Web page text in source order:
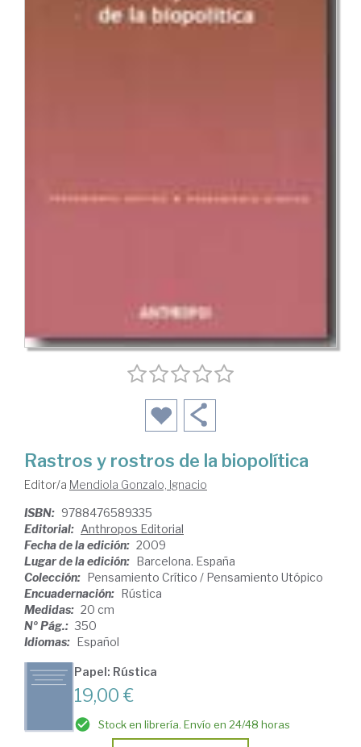
Rastros y rostros de la biopolítica
Editor/a Mendiola Gonzalo, Ignacio
ISBN: 9788476589335
Editorial: Anthropos Editorial
Fecha de la edición: 2009
Lugar de la edición: Barcelona. España
Colección: Pensamiento Crítico / Pensamiento Utópico
Encuadernación: Rústica
Medidas: 20 cm
Nº Pág.: 350
Idiomas: Español
Papel: Rústica
19,00 €
Stock en librería. Envío en 24/48 horas